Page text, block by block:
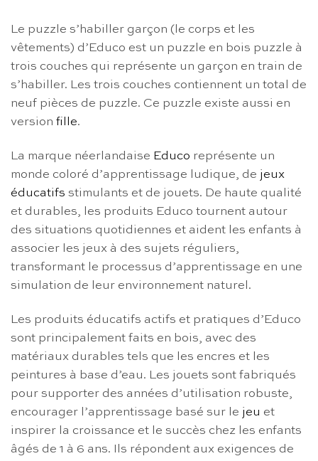
Le puzzle s’habiller garçon (le corps et les
vêtements) d’Educo est un puzzle en bois puzzle à
trois couches qui représente un garçon en train de
s’habiller. Les trois couches contiennent un total de
neuf pièces de puzzle. Ce puzzle existe aussi en
version fille.
La marque néerlandaise Educo représente un
monde coloré d’apprentissage ludique, de jeux
éducatifs stimulants et de jouets. De haute qualité
et durables, les produits Educo tournent autour
des situations quotidiennes et aident les enfants à
associer les jeux à des sujets réguliers,
transformant le processus d’apprentissage en une
simulation de leur environnement naturel.
Les produits éducatifs actifs et pratiques d’Educo
sont principalement faits en bois, avec des
matériaux durables tels que les encres et les
peintures à base d’eau. Les jouets sont fabriqués
pour supporter des années d’utilisation robuste,
encourager l’apprentissage basé sur le jeu et
inspirer la croissance et le succès chez les enfants
âgés de 1 à 6 ans. Ils répondent aux exigences de